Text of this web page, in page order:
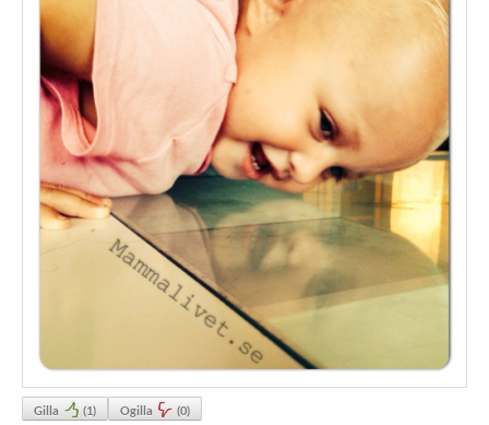
Gilla (1) Ogilla (0)